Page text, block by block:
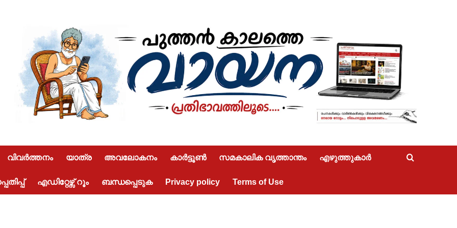
വിവർത്തനം യാത്ര അവലോകനം കാർട്ടൂൺ സമകാലിക വൃത്താന്തം എഴുത്തുകാർ
എഡിറ്റേഴ്സ് റൂം ബന്ധപ്പെടുക Privacy policy Terms of Use